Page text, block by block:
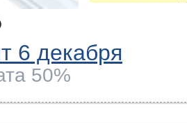
6 декабря
50%